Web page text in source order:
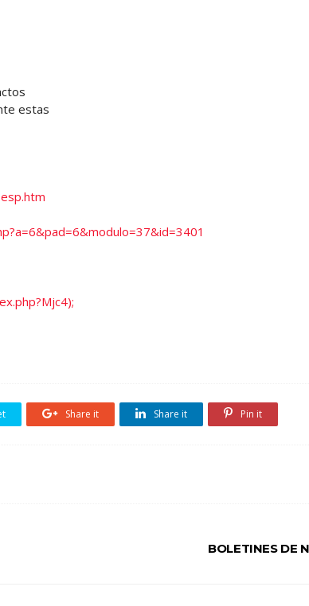
estas
Share it Share it Pin it
BOLETINES DE